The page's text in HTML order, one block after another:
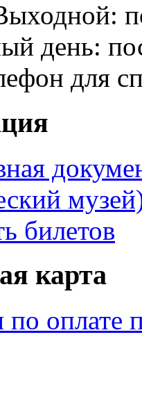
день:
для
билетов
карта
по оплате